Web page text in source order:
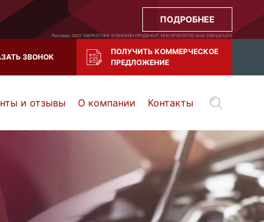
ПОДРОБНЕЕ
Реклама. ООО "МАРКЕТИНГ И ОНЛАЙН ПРОДАЖИ". ИНН 9705151710. erid: 2SDnjdiVyD2
ЗВОНОК
ПОЛУЧИТЬ КОММЕРЧЕСКОЕ
ПРЕДЛОЖЕНИЕ
Воронеж
Тула
и все регионы РФ
и отзывы О компании Контакты